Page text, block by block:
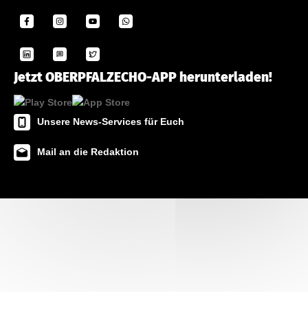
Jetzt OBERPFALZECHO-APP herunterladen!
Unsere News-Services für Euch
Mail an die Redaktion